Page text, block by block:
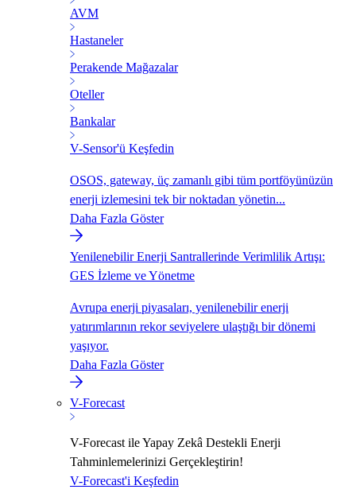
AVM
Hastaneler
Perakende Mağazalar
Oteller
Bankalar
V-Sensor'ü Keşfedin
OSOS, gateway, üç zamanlı gibi tüm portföyünüzün
enerji izlemesini tek bir noktadan yönetin...
Daha Fazla Göster
Yenilenebilir Enerji Santrallerinde Verimlilik Artışı:
GES İzleme ve Yönetme
Avrupa enerji piyasaları, yenilenebilir enerji
yatırımlarının rekor seviyelere ulaştığı bir dönemi
yaşıyor.
Daha Fazla Göster
V-Forecast
V-Forecast ile Yapay Zekâ Destekli Enerji
Tahminlemelerinizi Gerçekleştirin!
V-Forecast'i Keşfedin